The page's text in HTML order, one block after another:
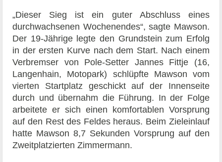
„Dieser Sieg ist ein guter Abschluss eines
durchwachsenen Wochenendes“, sagte Mawson.
Der 19-Jährige legte den Grundstein zum Erfolg
in der ersten Kurve nach dem Start. Nach einem
Verbremser von Pole-Setter Jannes Fittje (16,
Langenhain, Motopark) schlüpfte Mawson vom
vierten Startplatz geschickt auf der Innenseite
durch und übernahm die Führung. In der Folge
arbeitete er sich einen komfortablen Vorsprung
auf den Rest des Feldes heraus. Beim Zieleinlauf
hatte Mawson 8,7 Sekunden Vorsprung auf den
Zweitplatzierten Zimmermann.